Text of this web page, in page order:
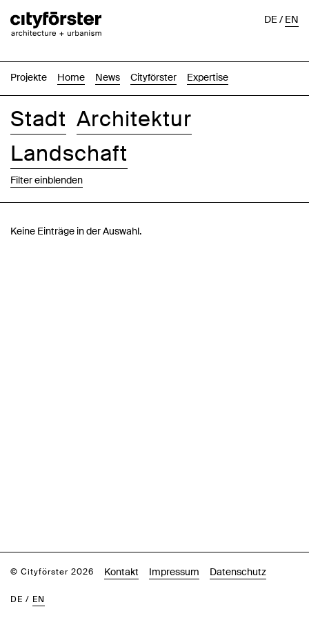
Projekte Home News Cityförster Expertise
DE/EN
Stadt Architektur
Landschaft
Filter einblenden
Keine Einträge in der Auswahl.
© Cityförster 2026 Kontakt Impressum Datenschutz
DE / EN